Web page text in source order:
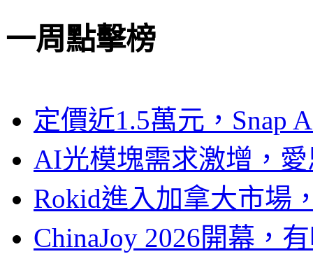
一周點擊榜
定價近1.5萬元，Snap
AI光模塊需求激增，
Rokid進入加拿大市場
ChinaJoy 2026開幕，